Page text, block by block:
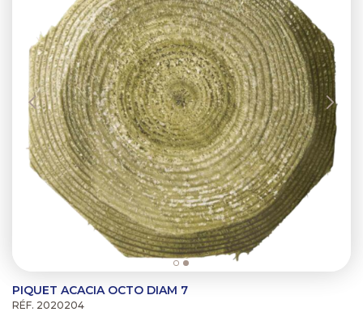
PIQUET ACACIA OCTO DIAM 7
RÉF. 2020204